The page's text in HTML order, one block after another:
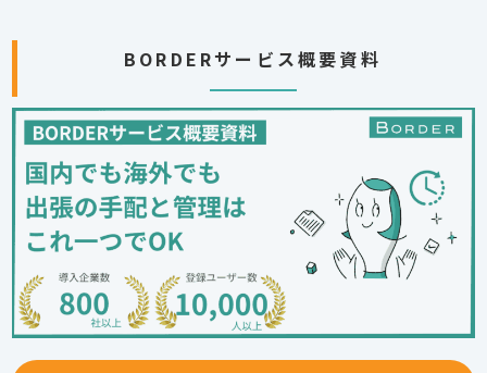
BORDERサービス概要資料